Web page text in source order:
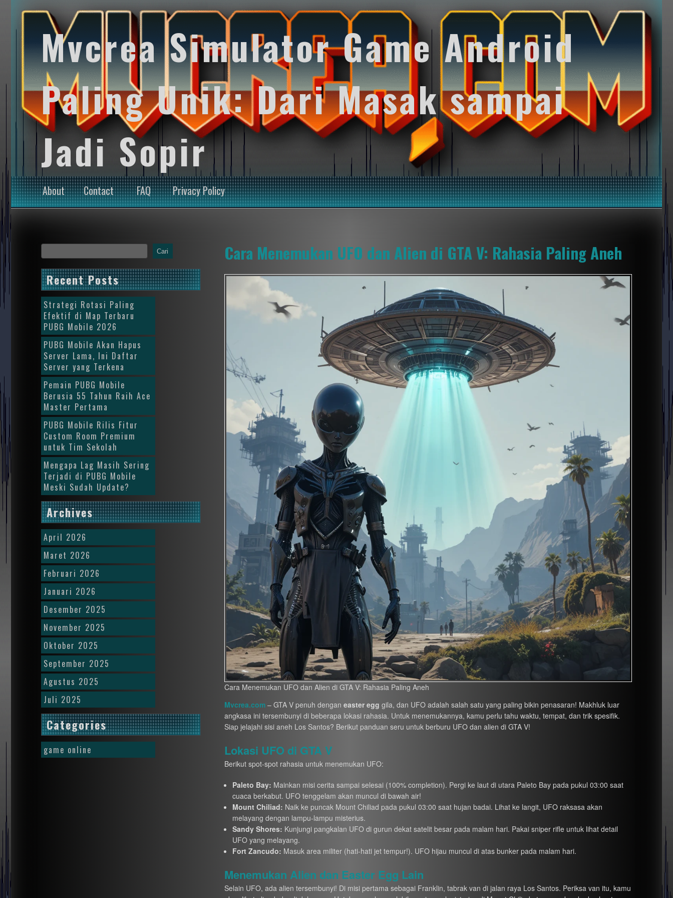
Mvcrea Simulator Game Android
Paling Unik: Dari Masak sampai
Jadi Sopir
About Contact FAQ Privacy Policy
Cara Menemukan UFO dan Alien di GTA V: Rahasia Paling Aneh
Cara Menemukan UFO dan Alien di GTA V: Rahasia Paling Aneh
Mvcrea.com– GTA V penuh dengan easter egg gila, dan UFO adalah salah satu yang paling bikin penasaran! Makhluk luar
angkasa ini tersembunyi di beberapa lokasi rahasia. Untuk menemukannya, kamu perlu tahu waktu, tempat, dan trik spesifik.
Siap jelajahi sisi aneh Los Santos? Berikut panduan seru untuk berburu UFO dan alien di GTA V!
Lokasi UFO di GTA V
Berikut spot-spot rahasia untuk menemukan UFO:
Paleto Bay: Mainkan misi cerita sampai selesai (100% completion). Pergi ke laut di utara Paleto Bay pada pukul 03:00 saat
cuaca berkabut. UFO tenggelam akan muncul di bawah air!
Mount Chiliad: Naik ke puncak Mount Chiliad pada pukul 03:00 saat hujan badai. Lihat ke langit, UFO raksasa akan
melayang dengan lampu-lampu misterius.
Sandy Shores: Kunjungi pangkalan UFO di gurun dekat satelit besar pada malam hari. Pakai sniper rifle untuk lihat detail
UFO yang melayang.
Fort Zancudo: Masuk area militer (hati-hati jet tempur!). UFO hijau muncul di atas bunker pada malam hari.
Menemukan Alien dan Easter Egg Lain
Selain UFO, ada alien tersembunyi! Di misi pertama sebagai Franklin, tabrak van di jalan raya Los Santos. Periksa van itu, kamu
Cari
Recent Posts
Strategi Rotasi Paling
Efektif di Map Terbaru
PUBG Mobile 2026
PUBG Mobile Akan Hapus
Server Lama, Ini Daftar
Server yang Terkena
Pemain PUBG Mobile
Berusia 55 Tahun Raih Ace
Master Pertama
PUBG Mobile Rilis Fitur
Custom Room Premium
untuk Tim Sekolah
Mengapa Lag Masih Sering
Terjadi di PUBG Mobile
Meski Sudah Update?
Archives
April 2026
Maret 2026
Februari 2026
Januari 2026
Desember 2025
November 2025
Oktober 2025
September 2025
Agustus 2025
Juli 2025
Categories
game online